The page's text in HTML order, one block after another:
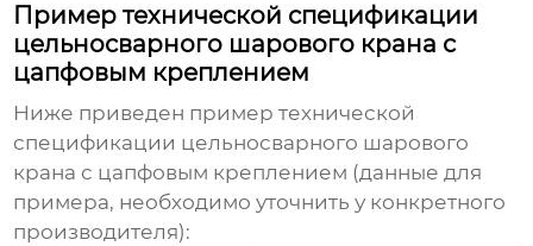
Пример технической спецификации
цельносварного шарового крана с
цапфовым креплением
Ниже приведен пример технической
спецификации цельносварного шарового
крана с цапфовым креплением (данные для
примера, необходимо уточнить у конкретного
производителя):